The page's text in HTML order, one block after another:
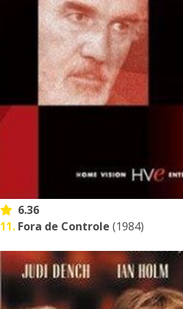
6.36
11. Fora de Controle (1984)